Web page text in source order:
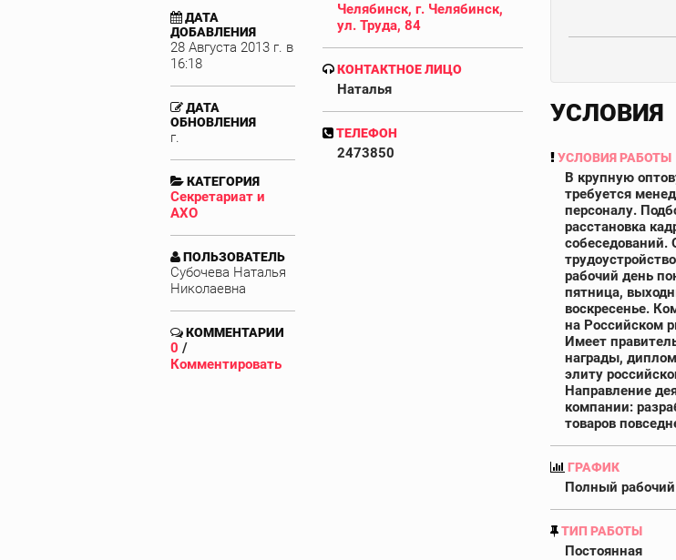
ДАТА
ДОБАВЛЕНИЯ
28 Августа 2013 г. в
16:18
ДАТА
ОБНОВЛЕНИЯ
г.
КАТЕГОРИЯ
Секретариат и
АХО
ПОЛЬЗОВАТЕЛЬ
Субочева Наталья
Николаевна
КОММЕНТАРИИ
0 /
Комментировать
Челябинск, г. Челябинск,
ул. Труда, 84
КОНТАКТНОЕ ЛИЦО
Наталья
ТЕЛЕФОН
2473850
УСЛОВИЯ
УСЛОВИЯ РАБОТЫ
В крупную
требуется
персоналу.
расстановка
собеседований.
рабочий день
пятница,
воскресенье.
на Российском
Имеет
награды,
элиту
Направление
компании:
товаров
ГРАФИК
Полный
ТИП РАБОТЫ
Постоянная